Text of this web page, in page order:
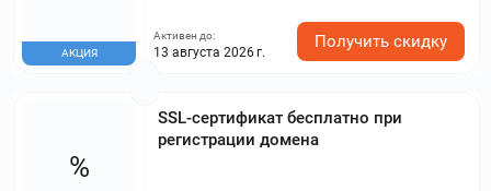
АКЦИЯ
Активен до:
13 августа 2026 г.
Получить скидку
SSL-сертификат бесплатно при
регистрации домена
%